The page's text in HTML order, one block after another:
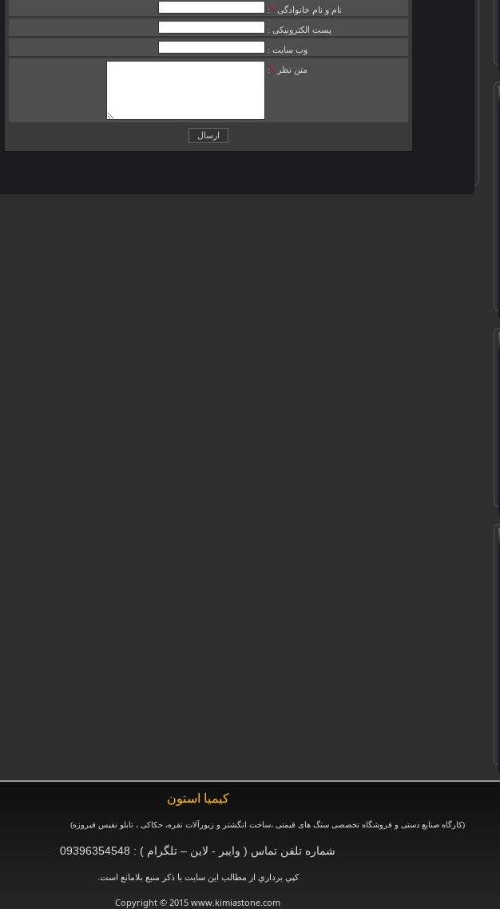
نام و نام خانوادگی *
:
پست الکترونیکی :
وب سایت :
متن نظر *
:
كيميا استون
(کارگاه صنایع دستی و فروشگاه تخصصی سنگ های قیمتی ،ساخت انگشتر و زیورآلات نقره، حکاکی ، تابلو نفیس فیروزه)
شماره تلفن تماس ( وایبر - لاین – تلگرام ) : 09396354548
كپي برداري از مطالب اين سايت با ذكر منبع بلامانع است
Copyright © 2015 www.kimiastone.com